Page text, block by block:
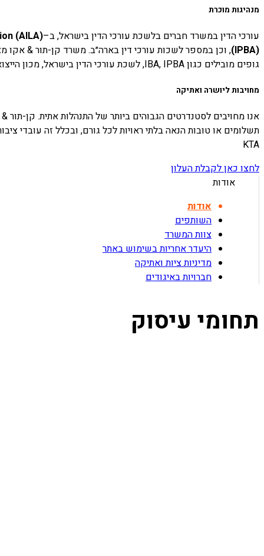
מנהיגות מוכרת
עורכי הדין במשרד חברים בלשכת עורכי הדין בישראל, ב–
(AILA)
(IPBA)
, וכן במספר לשכות עורכי דין בארה״ב. משרד קן-תור&אקו
גופים מובילים כגון
לשכת עורכי הדין בישראל, מכון
מחויבות ליושרה ואתיקה
אנו מחויבים לסטנדרטים הגבוהים ביותר של התנהלות אתית. קן-תור&
תשלומים או טובות הנאה בלתי ראויות לכל גורם, ובכלל זה עובדי
KTA
לחצו כאן לקבלת העלון
אודות
אודות
השותפים
צוות המשרד
היעדר אחריות בשימוש באתר
מדיניות ציות ואתיקה
חברויות באיגודים
תחומי עיסוק